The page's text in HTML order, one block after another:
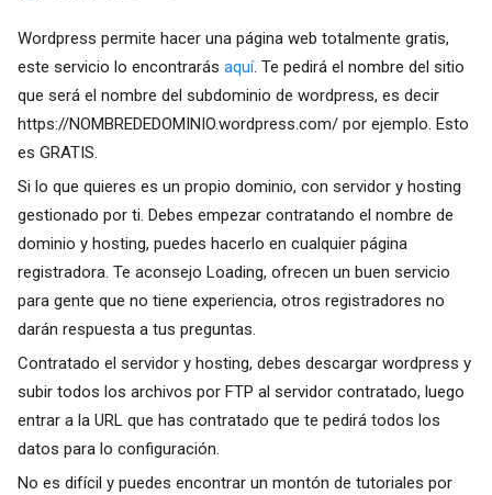
Wordpress permite hacer una página web totalmente gratis,
este servicio lo encontrarás aquí. Te pedirá el nombre del sitio
que será el nombre del subdominio de wordpress, es decir
https://NOMBREDEDOMINIO.wordpress.com/ por ejemplo. Esto
es GRATIS.
Si lo que quieres es un propio dominio, con servidor y hosting
gestionado por ti. Debes empezar contratando el nombre de
dominio y hosting, puedes hacerlo en cualquier página
registradora. Te aconsejo Loading, ofrecen un buen servicio
para gente que no tiene experiencia, otros registradores no
darán respuesta a tus preguntas.
Contratado el servidor y hosting, debes descargar wordpress y
subir todos los archivos por FTP al servidor contratado, luego
entrar a la URL que has contratado que te pedirá todos los
datos para lo configuración.
No es difícil y puedes encontrar un montón de tutoriales por